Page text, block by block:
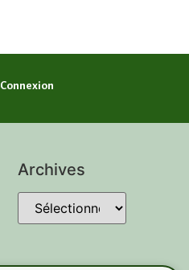
Connexion
Archives